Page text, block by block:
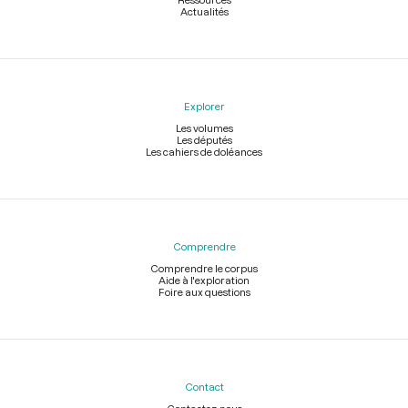
Actualités
Explorer
Les volumes
Les députés
Les cahiers de doléances
Comprendre
Comprendre le corpus
Aide à l'exploration
Foire aux questions
Contact